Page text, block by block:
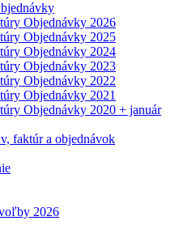
Objednávky 2026
Objednávky 2025
Objednávky 2024
Objednávky 2023
Objednávky 2022
Objednávky 2021
Objednávky 2020 + január
faktúr a objednávok
2026